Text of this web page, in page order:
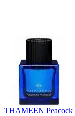
THAMEEN Peacock